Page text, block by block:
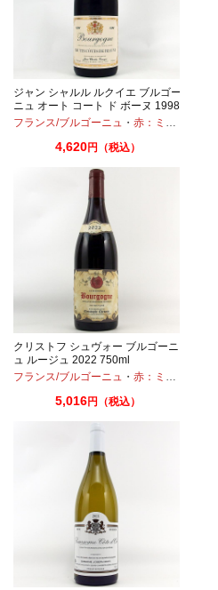
シャルドネ
ジャン シャルル ルクイエ ブルゴー
ニュ オート コート ド ボーヌ 1998
750ml
フランス/ブルゴーニュ ・ 赤：ミディアムボディ
4,620円（税込）
シャルドネ
クリストフ シュヴォー ブルゴーニ
ュ ルージュ 2022 750ml
フランス/ブルゴーニュ ・ 赤：ミディアムボディ
5,016円（税込）